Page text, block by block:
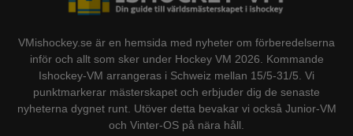
VMishockey.se är en hemsida med nyheter om förberedelserna
inför och allt som sker under Hockey VM 2026. Kommande
Ishockey-VM arrangeras i Schweiz mellan 15/5-31/5. Vi
punktmarkerar mästerskapet och erbjuder dig de senaste
nyheterna dygnet runt. Utöver detta bevakar vi också Junior-VM
och Vinter-OS på nära håll.